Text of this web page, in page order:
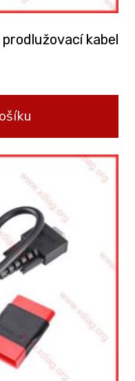
kabel